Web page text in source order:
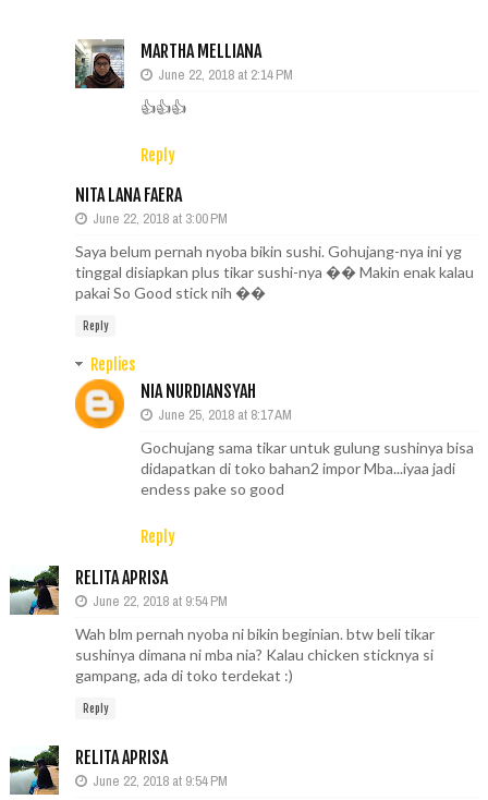
MARTHA MELLIANA
June 22, 2018 at 2:14 PM
👍👍👍
Reply
NITA LANA FAERA
June 22, 2018 at 3:00 PM
Saya belum pernah nyoba bikin sushi. Gohujang-nya ini yg
tinggal disiapkan plus tikar sushi-nya �� Makin enak kalau
pakai So Good stick nih ��
Reply
Replies
NIA NURDIANSYAH
June 25, 2018 at 8:17 AM
Gochujang sama tikar untuk gulung sushinya bisa
didapatkan di toko bahan2 impor Mba...iyaa jadi
endess pake so good
Reply
RELITA APRISA
June 22, 2018 at 9:54 PM
Wah blm pernah nyoba ni bikin beginian. btw beli tikar
sushinya dimana ni mba nia? Kalau chicken sticknya si
gampang, ada di toko terdekat :)
Reply
RELITA APRISA
June 22, 2018 at 9:54 PM